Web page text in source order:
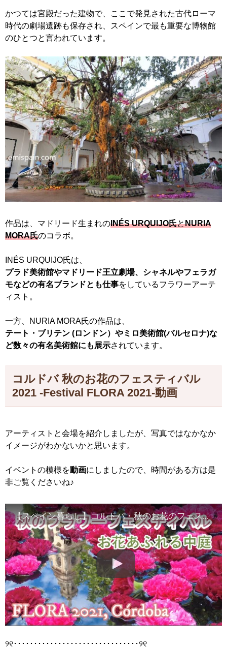
かつては宮殿だった建物で、ここで発見された古代ローマ
時代の劇場遺跡も保存され、スペインで最も重要な博物館
のひとつと言われています。
作品は、マドリード生まれのINÉS URQUIJO氏とNURIA
MORA氏のコラボ。
INÉS URQUIJO氏は、
プラド美術館やマドリード王立劇場、シャネルやフェラガ
モなどの有名ブランドとも仕事をしているフラワーアーテ
ィスト。
一方、NURIA MORA氏の作品は、
テート・ブリテン (ロンドン）やミロ美術館(バルセロナ)な
ど数々の有名美術館にも展示されています。
コルドバ 秋のお花のフェスティバル
2021 -Festival FLORA 2021-動画
アーティストと会場を紹介しましたが、写真ではなかなか
イメージがわかないかと思います。
イベントの模様を動画にしましたので、時間がある方は是
非ご覧くださいね♪
【スペイン暮らし】コルドバ・秋のお花のフェスティバル ‐Festival FLORA 2021, Córdoba , Spain-
୨୧･･･････････････････････････････୨୧